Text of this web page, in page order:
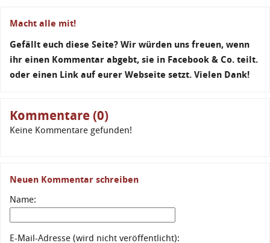
Macht alle mit!
Gefällt euch diese Seite? Wir würden uns freuen, wenn
ihr einen Kommentar abgebt, sie in Facebook & Co. teilt.
oder einen Link auf eurer Webseite setzt. Vielen Dank!
Kommentare (0)
Keine Kommentare gefunden!
Neuen Kommentar schreiben
Name:
E-Mail-Adresse (wird nicht veröffentlicht):